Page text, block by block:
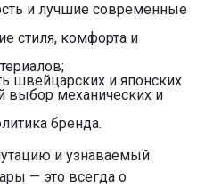
и лучшие современные
стиля, комфорта и
швейцарских и японских
выбор механических и
бренда.
и узнаваемый
— это всегда о